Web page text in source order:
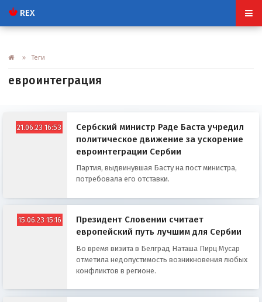
REX
» Теги
евроинтеграция
21.06.23 16:53
Сербский министр Раде Баста учредил
политическое движение за ускорение
евроинтеграции Сербии
Партия, выдвинувшая Басту на пост министра,
потребовала его отставки.
15.06.23 15:16
Президент Словении считает
европейский путь лучшим для Сербии
Во время визита в Белград Наташа Пирц Мусар
отметила недопустимость возникновения любых
конфликтов в регионе.